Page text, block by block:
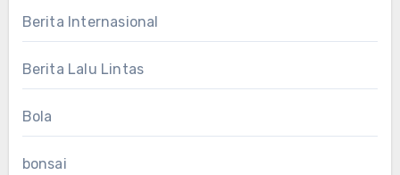
Berita Internasional
Berita Lalu Lintas
Bola
bonsai